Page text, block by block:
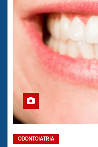
ODONTOIATRIA